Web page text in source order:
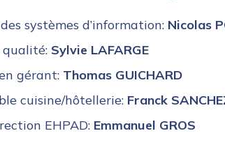
systèmes d’information: Nicolas
Sylvie LAFARGE
gérant: Thomas GUICHARD
cuisine/hôtellerie: Franck
EHPAD: Emmanuel GROS